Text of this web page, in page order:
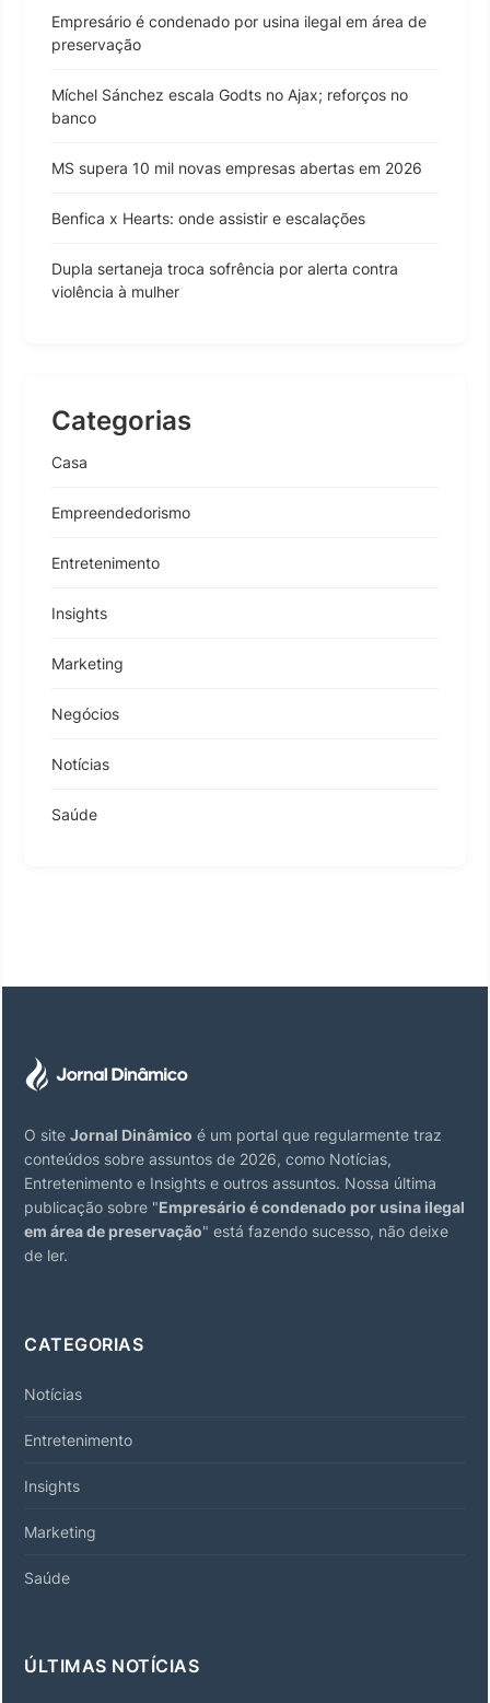
Empresário é condenado por usina ilegal em área de
preservação
Míchel Sánchez escala Godts no Ajax; reforços no
banco
MS supera 10 mil novas empresas abertas em 2026
Benfica x Hearts: onde assistir e escalações
Dupla sertaneja troca sofrência por alerta contra
violência à mulher
Categorias
Casa
Empreendedorismo
Entretenimento
Insights
Marketing
Negócios
Notícias
Saúde
O site Jornal Dinâmico é um portal que regularmente traz
conteúdos sobre assuntos de 2026, como Notícias,
Entretenimento e Insights e outros assuntos. Nossa última
publicação sobre "Empresário é condenado por usina ilegal
em área de preservação" está fazendo sucesso, não deixe
de ler.
CATEGORIAS
Notícias
Entretenimento
Insights
Marketing
Saúde
ÚLTIMAS NOTÍCIAS